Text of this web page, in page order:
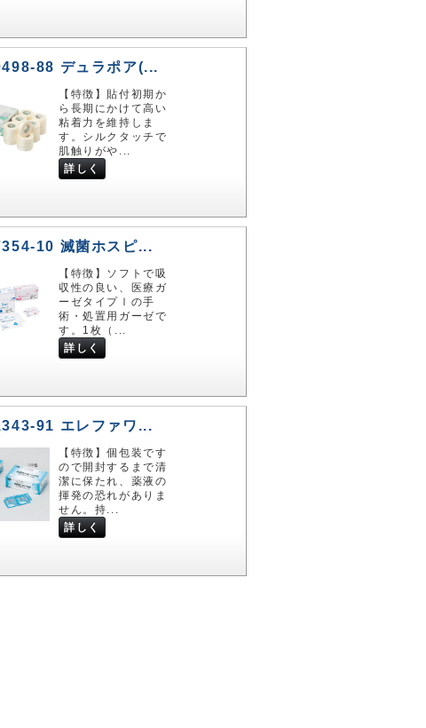
88 デュラポア(...
【特徴】貼付初期か
ら長期にかけて高い
粘着力を維持しま
す。シルクタッチで
肌触りがや...
詳しく
10 滅菌ホスピ...
【特徴】ソフトで吸
収性の良い、医療ガ
ーゼタイプⅠの手
術・処置用ガーゼで
す。1枚（...
詳しく
91 エレファワ...
【特徴】個包装です
ので開封するまで清
潔に保たれ、薬液の
揮発の恐れがありま
せん。持...
詳しく